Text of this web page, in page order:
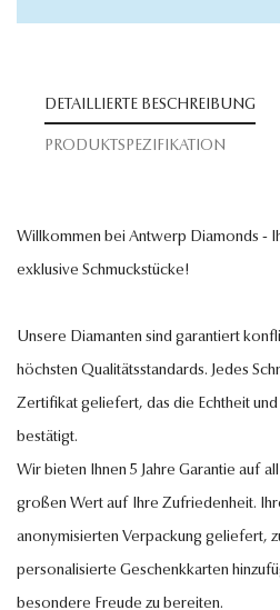
DETAILLIERTE BESCHREIBUNG
PRODUKTSPEZIFIKATION
Willkommen bei Antwerp Diamonds -
exklusive Schmuckstücke!
Unsere Diamanten sind garantiert
höchsten Qualitätsstandards. Jedes
Zertifikat geliefert, das die Echtheit
bestätigt.
Wir bieten Ihnen 5 Jahre Garantie auf
großen Wert auf Ihre Zufriedenheit.
anonymisierten Verpackung geliefert,
personalisierte Geschenkkarten
besondere Freude zu bereiten.